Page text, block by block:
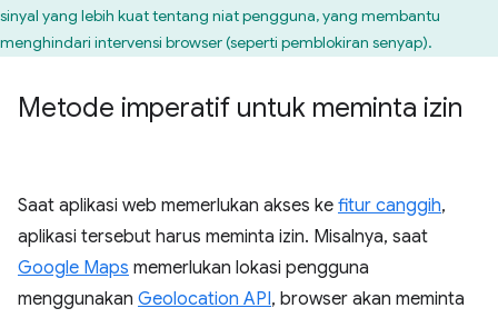
sinyal yang lebih kuat tentang niat pengguna, yang membantu
menghindari intervensi browser (seperti pemblokiran senyap).
Metode imperatif untuk meminta izin
Saat aplikasi web memerlukan akses ke fitur canggih,
aplikasi tersebut harus meminta izin. Misalnya, saat
Google Maps memerlukan lokasi pengguna
menggunakan Geolocation API, browser akan meminta